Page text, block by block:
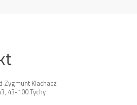
Zygmunt Klachacz
43-100 Tychy